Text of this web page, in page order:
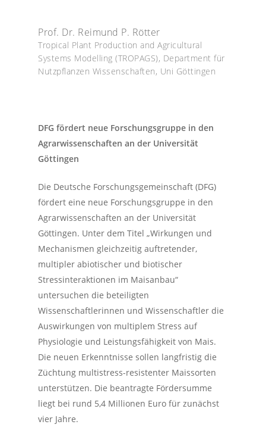
Prof. Dr. Reimund P. Rötter
Tropical Plant Production and Agricultural
Systems Modelling (TROPAGS), Department für
Nutzpflanzen Wissenschaften, Uni Göttingen
DFG fördert neue Forschungsgruppe in den
Agrarwissenschaften an der Universität
Göttingen
Die Deutsche Forschungsgemeinschaft (DFG)
fördert eine neue Forschungsgruppe in den
Agrarwissenschaften an der Universität
Göttingen. Unter dem Titel „Wirkungen und
Mechanismen gleichzeitig auftretender,
multipler abiotischer und biotischer
Stressinteraktionen im Maisanbau“
untersuchen die beteiligten
Wissenschaftlerinnen und Wissenschaftler die
Auswirkungen von multiplem Stress auf
Physiologie und Leistungsfähigkeit von Mais.
Die neuen Erkenntnisse sollen langfristig die
Züchtung multistress-resistenter Maissorten
unterstützen. Die beantragte Fördersumme
liegt bei rund 5,4 Millionen Euro für zunächst
vier Jahre.